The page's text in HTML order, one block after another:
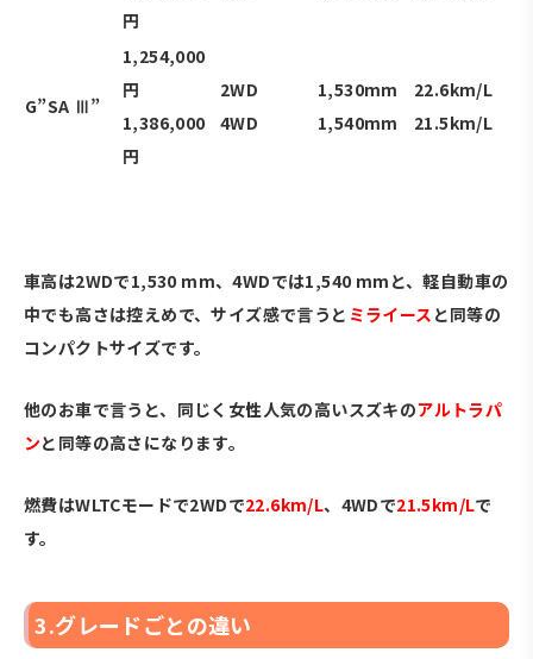
円
G”SA Ⅲ”
1,254,000
円
1,386,000
円
2WD
4WD
1,530mm
1,540mm
22.6km/L
21.5km/L
車高は2WDで1,530 mm、4WDでは1,540 mmと、軽自動車の
中でも高さは控えめで、サイズ感で言うと ミライース と同等の
コンパクトサイズです。
他のお車で言うと、同じく女性人気の高いスズキのアルトラパ
ンと同等の高さになります。
燃費はWLTCモードで2WDで22.6km/L、4WDで21.5km/Lで
す。
3.グレードごとの違い